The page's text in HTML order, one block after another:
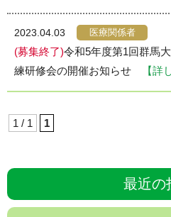
2023.04.03 医療関係者
(募集終了)令和5年度第1回群馬
練研修会の開催お知らせ
【詳
1 / 1 1
最近の